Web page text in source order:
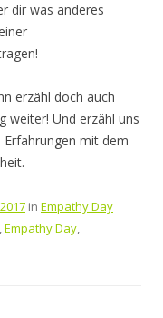
dir was anderes
erzähl doch auch
weiter! Und erzähl uns
mit dem
in Empathy Day
,Empathy Day,